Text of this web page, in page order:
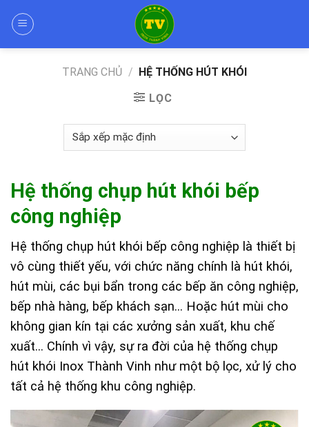
TRANG CHỦ / HỆ THỐNG HÚT KHÓI
LỌC
Hệ thống chụp hút khói bếp
công nghiệp
Hệ thống chụp hút khói bếp công nghiệp là thiết bị
vô cùng thiết yếu, với chức năng chính là hút khói,
hút mùi, các bụi bẩn trong các bếp ăn công nghiệp,
bếp nhà hàng, bếp khách sạn… Hoặc hút mùi cho
không gian kín tại các xưởng sản xuất, khu chế
xuất… Chính vì vậy, sự ra đời của hệ thống chụp
hút khói Inox Thành Vinh như một bộ lọc, xử lý cho
tất cả hệ thống khu công nghiệp.